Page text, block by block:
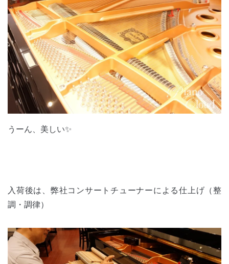
うーん、美しい✨
入荷後は、弊社コンサートチューナーによる仕上げ（整
調・調律）